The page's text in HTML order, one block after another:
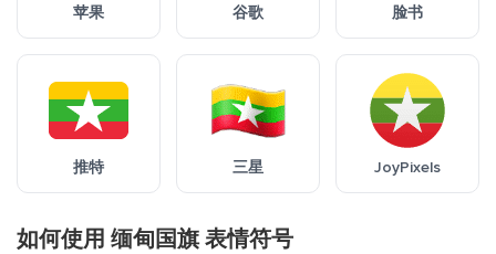
苹果 谷歌 脸书
推特 三星 JoyPixels
如何使用 缅甸国旗 表情符号